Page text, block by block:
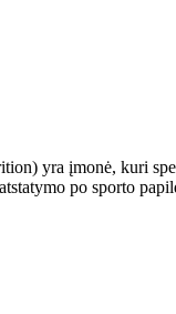
yra įmonė, kuri
po sporto